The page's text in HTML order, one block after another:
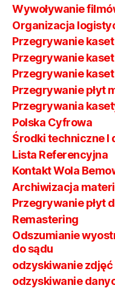
Wywoływanie
Organizacja
Przegrywanie kaset
Przegrywanie
Przegrywanie kaset
Przegrywanie płyt
Przegrywania
Polska Cyfrowa
Środki techniczne I
Lista Referencyjna
Kontakt Wola
Archiwizacja
Przegrywanie płyt
Remastering
Odszumianie
do sądu
odzyskiwanie
odzyskiwanie